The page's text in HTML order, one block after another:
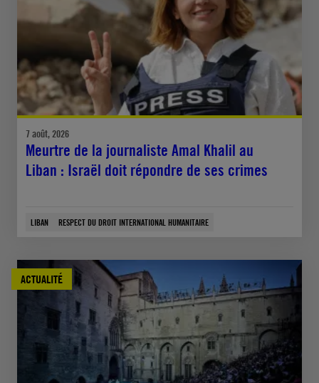
7 août, 2026
Meurtre de la journaliste Amal Khalil au
Liban : Israël doit répondre de ses crimes
LIBAN RESPECT DU DROIT INTERNATIONAL HUMANITAIRE
ACTUALITÉ